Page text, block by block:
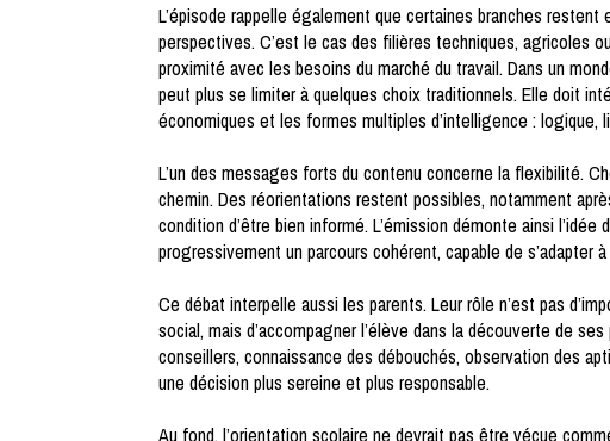
L’épisode rappelle également que certaines branches
perspectives. C’est le cas des filières techniques, agricoles
proximité avec les besoins du marché du travail. Dans un
peut plus se limiter à quelques choix traditionnels. Elle doit
économiques et les formes multiples d’intelligence :
L’un des messages forts du contenu concerne la flexibilité.
chemin. Des réorientations restent possibles, notamment
condition d’être bien informé. L’émission démonte ainsi
progressivement un parcours cohérent, capable de
Ce débat interpelle aussi les parents. Leur rôle n’est pas
social, mais d’accompagner l’élève dans la découverte de
conseillers, connaissance des débouchés, observation des
une décision plus sereine et plus responsable.
Au fond, l’orientation scolaire ne devrait pas être vécue